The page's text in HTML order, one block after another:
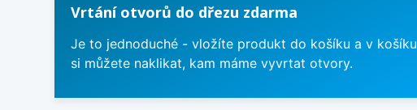
Vrtání otvorů do dřezu zdarma
Je to jednoduché - vložíte produkt do košíku a v košíku
si můžete naklikat, kam máme vyvrtat otvory.